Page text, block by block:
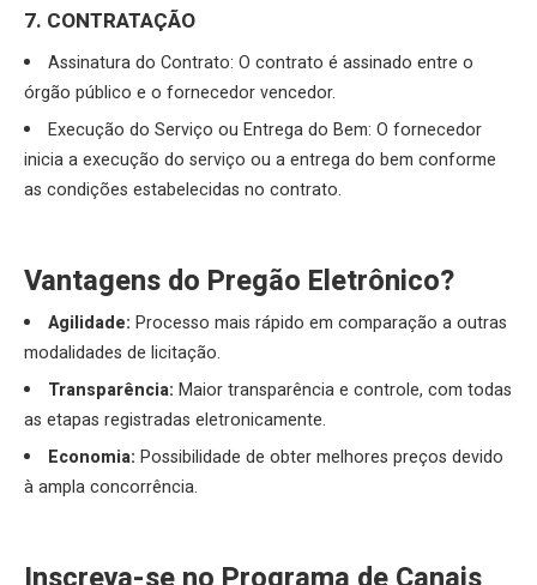
7. CONTRATAÇÃO
Assinatura do Contrato: O contrato é assinado entre o
órgão público e o fornecedor vencedor.
Execução do Serviço ou Entrega do Bem: O fornecedor
inicia a execução do serviço ou a entrega do bem conforme
as condições estabelecidas no contrato.
Vantagens do Pregão Eletrônico?
Agilidade: Processo mais rápido em comparação a outras
modalidades de licitação.
Transparência: Maior transparência e controle, com todas
as etapas registradas eletronicamente.
Economia: Possibilidade de obter melhores preços devido
à ampla concorrência.